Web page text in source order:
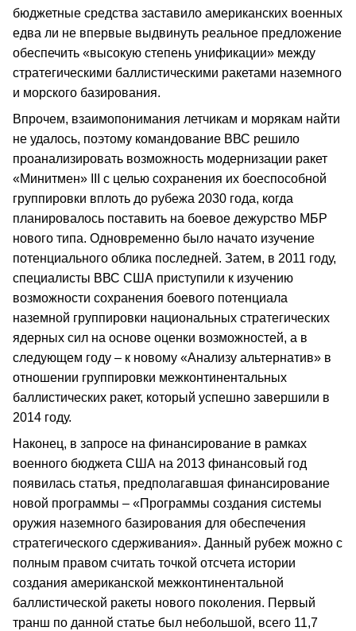
бюджетные средства заставило американских военных
едва ли не впервые выдвинуть реальное предложение
обеспечить «высокую степень унификации» между
стратегическими баллистическими ракетами наземного
и морского базирования.
Впрочем, взаимопонимания летчикам и морякам найти
не удалось, поэтому командование ВВС решило
проанализировать возможность модернизации ракет
«Минитмен» III с целью сохранения их боеспособной
группировки вплоть до рубежа 2030 года, когда
планировалось поставить на боевое дежурство МБР
нового типа. Одновременно было начато изучение
потенциального облика последней. Затем, в 2011 году,
специалисты ВВС США приступили к изучению
возможности сохранения боевого потенциала
наземной группировки национальных стратегических
ядерных сил на основе оценки возможностей, а в
следующем году – к новому «Анализу альтернатив» в
отношении группировки межконтинентальных
баллистических ракет, который успешно завершили в
2014 году.
Наконец, в запросе на финансирование в рамках
военного бюджета США на 2013 финансовый год
появилась статья, предполагавшая финансирование
новой программы – «Программы создания системы
оружия наземного базирования для обеспечения
стратегического сдерживания». Данный рубеж можно с
полным правом считать точкой отсчета истории
создания американской межконтинентальной
баллистической ракеты нового поколения. Первый
транш по данной статье был небольшой, всего 11,7